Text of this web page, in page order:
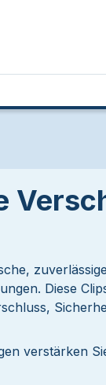
Diese
verstärken